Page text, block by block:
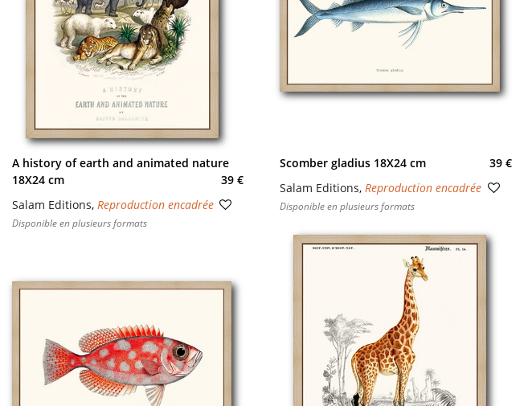
A history of earth and animated nature
18X24 cm
39 €
Salam Editions, Reproduction encadrée
Disponible en plusieurs formats
Scomber gladius 18X24 cm
39 €
Salam Editions,Reproduction encadrée
Disponible en plusieurs formats